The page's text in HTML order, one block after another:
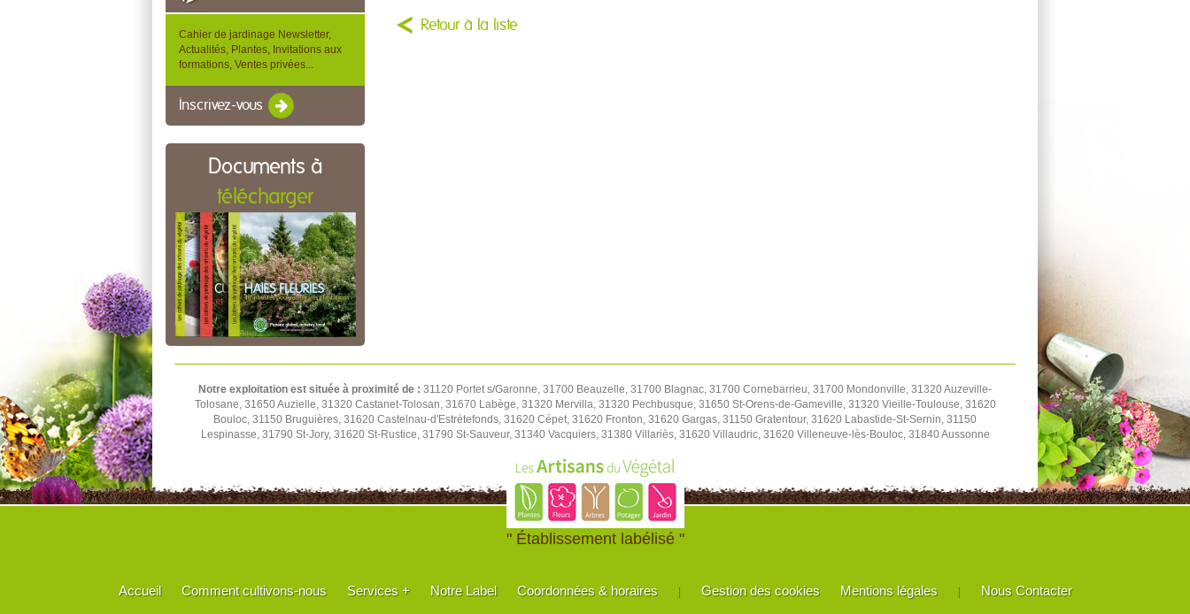
Cahier de jardinage Newsletter,
Actualités, Plantes, Invitations aux
formations, Ventes privées...
Inscrivez-vous
Documents à
télécharger
Retour à la liste
Notre exploitation est située à proximité de : 31120 Portet s/Garonne, 31700 Beauzelle, 31700 Blagnac, 31700 Cornebarrieu, 31700 Mondonville, 31320 Auzeville-
Tolosane, 31650 Auzielle, 31320 Castanet-Tolosan, 31670 Labège, 31320 Mervilla, 31320 Pechbusque, 31650 St-Orens-de-Gameville, 31320 Vieille-Toulouse, 31620
Bouloc, 31150 Bruguières, 31620 Castelnau-d'Estrétefonds, 31620 Cépet, 31620 Fronton, 31620 Gargas, 31150 Gratentour, 31620 Labastide-St-Sernin, 31150
Lespinasse, 31790 St-Jory, 31620 St-Rustice, 31790 St-Sauveur, 31340 Vacquiers, 31380 Villariès, 31620 Villaudric, 31620 Villeneuve-lès-Bouloc, 31840 Aussonne
" Établissement labélisé "
Accueil Comment cultivons-nous Services + Notre Label Coordonnées & horaires Gestion des cookies Mentions légales Nous Contacter